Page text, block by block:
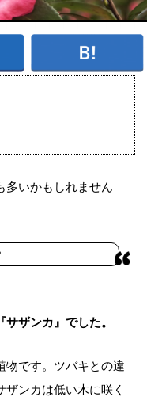
多いかもしれません
ザンカ』でした。
物です。ツバキとの違
ンカは低い木に咲く